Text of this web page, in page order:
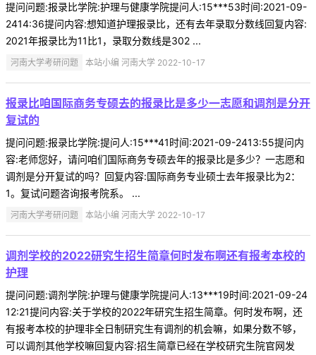
提问问题:报录比学院:护理与健康学院提问人:15***53时间:2021-09-
2414:36提问内容:想知道护理报录比，还有去年录取分数线回复内容:
2021年报录比为11比1，录取分数线是302 ...
河南大学考研问题 本站小编 河南大学 2022-10-17
报录比咱国际商务专硕去的报录比是多少一志愿和调剂是分开
复试的
提问问题:报录比学院:提问人:15***41时间:2021-09-2413:55提问内
容:老师您好，请问咱们国际商务专硕去年的报录比是多少？一志愿和
调剂是分开复试的吗？回复内容:国际商务专业硕士去年报录比为2：
1。复试问题咨询报考院系。 ...
河南大学考研问题 本站小编 河南大学 2022-10-17
调剂学校的2022研究生招生简章何时发布啊还有报考本校的
护理
提问问题:调剂学院:护理与健康学院提问人:13***19时间:2021-09-24
12:21提问内容:关于学校的2022年研究生招生简章。何时发布啊，还
有报考本校的护理非全日制研究生有调剂的机会嘛，如果分数不够，
可以调剂其他学校嘛回复内容:招生简章已经在学校研究生院官网发